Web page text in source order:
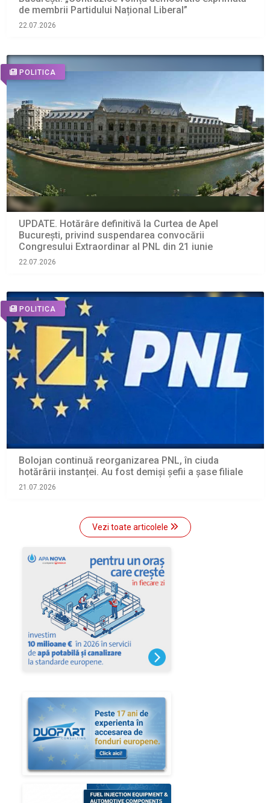
de membrii Partidului Național Liberal”
22.07.2026
POLITICA
UPDATE. Hotărâre definitivă la Curtea de Apel
București, privind suspendarea convocării
Congresului Extraordinar al PNL din 21 iunie
22.07.2026
POLITICA
Bolojan continuă reorganizarea PNL, în ciuda
hotărârii instanței. Au fost demiși șefii a șase filiale
21.07.2026
Vezi toate articolele